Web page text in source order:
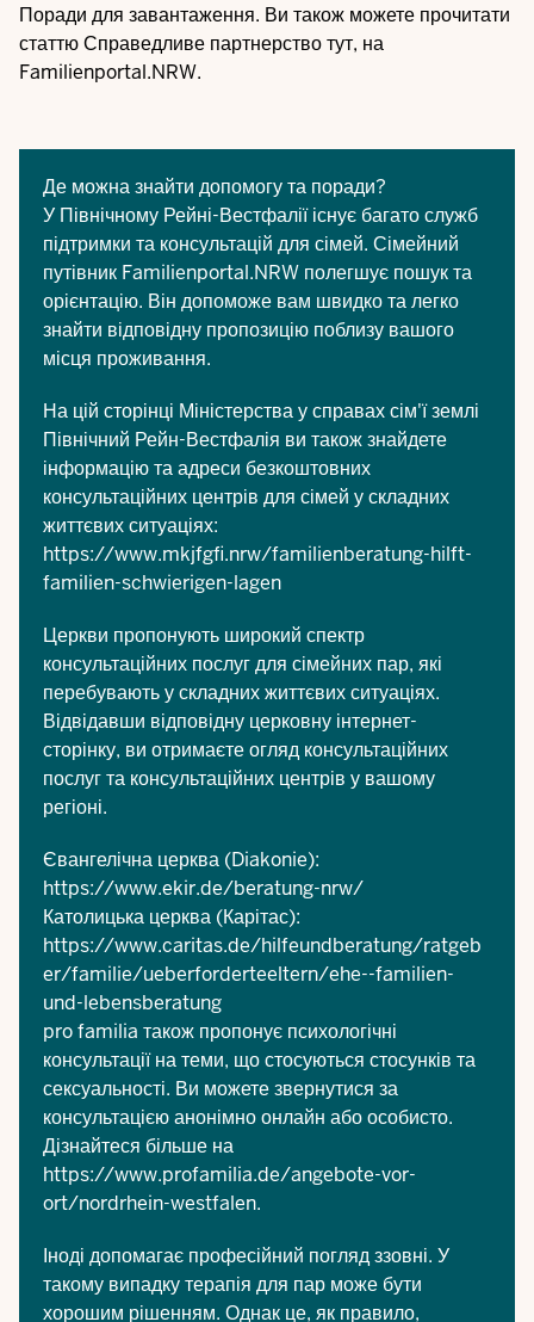
Поради для завантаження. Ви також можете прочитати
статтю Справедливе партнерствотут, на
Familienportal.NRW.
Де можна знайти допомогу та поради?
У Північному Рейні-Вестфалії існує багато служб
підтримки та консультацій для сімей. Сімейний
путівник Familienportal.NRW полегшує пошук та
орієнтацію. Він допоможе вам швидко та легко
знайти відповідну пропозицію поблизу вашого
місця проживання.
На цій сторінці Міністерства у справах сім'ї землі
Північний Рейн-Вестфалія ви також знайдете
інформацію та адреси безкоштовних
консультаційних центрів для сімей у складних
життєвих ситуаціях:
https://www.mkjfgfi.nrw/familienberatung-hilft-
familien-schwierigen-lagen
Церкви пропонують широкий спектр
консультаційних послуг для сімейних пар, які
перебувають у складних життєвих ситуаціях.
Відвідавши відповідну церковну інтернет-
сторінку, ви отримаєте огляд консультаційних
послуг та консультаційних центрів у вашому
регіоні.
Євангелічна церква (Diakonie):
https://www.ekir.de/beratung-nrw/
Католицька церква (Карітас):
https://www.caritas.de/hilfeundberatung/ratgeb
er/familie/ueberforderteeltern/ehe--familien-
und-lebensberatung
pro familia також пропонує психологічні
консультації на теми, що стосуються стосунків та
сексуальності. Ви можете звернутися за
консультацією анонімно онлайн або особисто.
Дізнайтеся більше на
https://www.profamilia.de/angebote-vor-
ort/nordrhein-westfalen.
Іноді допомагає професійний погляд ззовні. У
такому випадку терапія для пар може бути
хорошим рішенням. Однак це, як правило,